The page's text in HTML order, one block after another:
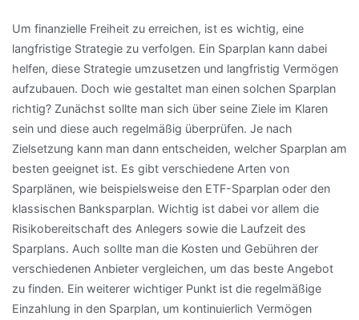
Um finanzielle Freiheit zu erreichen, ist es wichtig, eine
langfristige Strategie zu verfolgen. Ein Sparplan kann dabei
helfen, diese Strategie umzusetzen und langfristig Vermögen
aufzubauen. Doch wie gestaltet man einen solchen Sparplan
richtig? Zunächst sollte man sich über seine Ziele im Klaren
sein und diese auch regelmäßig überprüfen. Je nach
Zielsetzung kann man dann entscheiden, welcher Sparplan am
besten geeignet ist. Es gibt verschiedene Arten von
Sparplänen, wie beispielsweise den ETF-Sparplan oder den
klassischen Banksparplan. Wichtig ist dabei vor allem die
Risikobereitschaft des Anlegers sowie die Laufzeit des
Sparplans. Auch sollte man die Kosten und Gebühren der
verschiedenen Anbieter vergleichen, um das beste Angebot
zu finden. Ein weiterer wichtiger Punkt ist die regelmäßige
Einzahlung in den Sparplan, um kontinuierlich Vermögen